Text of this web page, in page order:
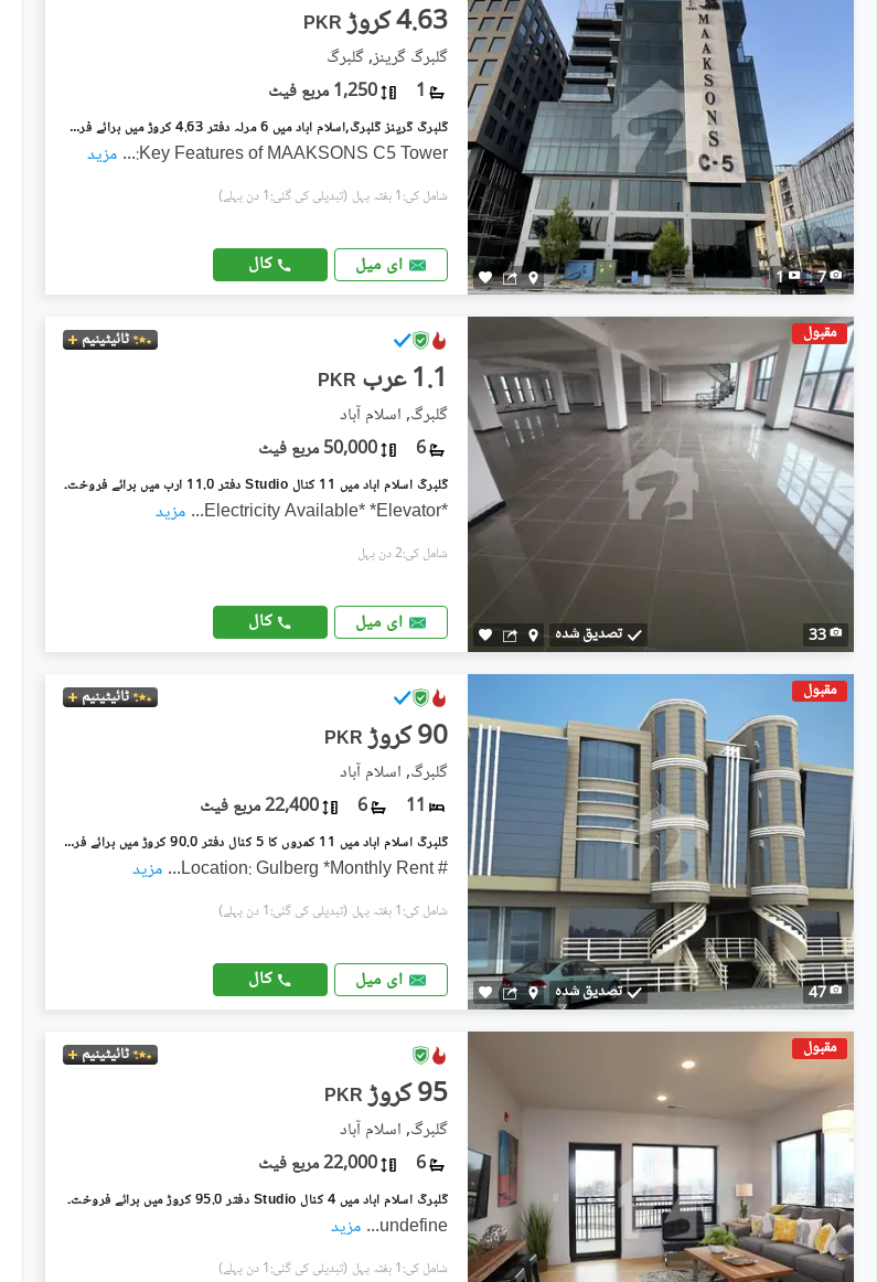
7
1
PKR 4.63 کروڑ
گلبرگ گرینز, گلبرگ
1
1,250 مربع فیٹ
گلبرگ گرینز گلبرگ,اسلام آباد میں 6 مرلہ دفتر 4.63 کروڑ میں برائے فروخت۔
Key Features of MAAKSONS C5 Tower:
... مزید
شامل کی:1 ہفتہ پہل (تبدیلی کی گئی:1 دن پہلے)
ای میل کال
مقبول
33 تصدیق شدہ
ٹائیٹینیم
PKR 1.1 عرب
گلبرگ, اسلام آباد
6
50,000 مربع فیٹ
گلبرگ اسلام آباد میں 11 کنال Studio دفتر 11.0 ارب میں برائے فروخت۔
*Electricity Available* *Elevator
... مزید
شامل کی:2 دن پہل
ای میل کال
مقبول
47 تصدیق شدہ
ٹائیٹینیم
PKR 90 کروڑ
گلبرگ, اسلام آباد
11
6 22,400 مربع فیٹ
گلبرگ اسلام آباد میں 11 کمروں کا 5 کنال دفتر 90.0 کروڑ میں برائے فروخت۔
# Location: Gulberg *Monthly Rent
... مزید
شامل کی:1 ہفتہ پہل (تبدیلی کی گئی:1 دن پہلے)
ای میل کال
مقبول ٹائیٹینیم
PKR 95 کروڑ
گلبرگ, اسلام آباد
6
22,000 مربع فیٹ
گلبرگ اسلام آباد میں 4 کنال Studio دفتر 95.0 کروڑ میں برائے فروخت۔
undefine
... مزید
شامل کی:1 ہفتہ پہل (تبدیلی کی گئی:1 دن پہلے)